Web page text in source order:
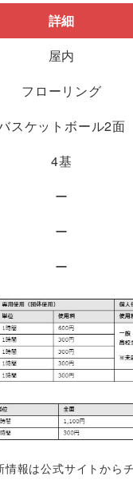
詳細
屋内
フローリング
スケットボール2面
4基
ー
ー
ー
報は公式サイトから